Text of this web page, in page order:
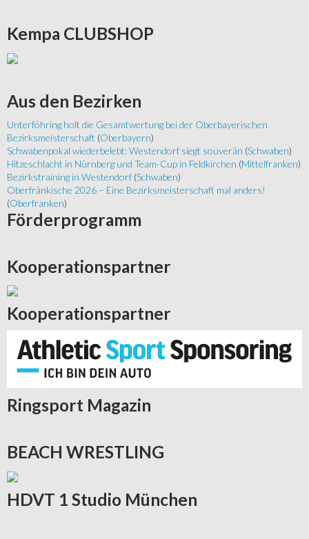
Kempa CLUBSHOP
Aus den Bezirken
Unterföhring holt die Gesamtwertung bei der Oberbayerischen
Bezirksmeisterschaft (Oberbayern)
Schwabenpokal wiederbelebt: Westendorf siegt souverän (Schwaben)
Hitzeschlacht in Nürnberg und Team-Cup in Feldkirchen (Mittelfranken)
Bezirkstraining in Westendorf (Schwaben)
Oberfränkische 2026 – Eine Bezirksmeisterschaft mal anders!
(Oberfranken)
Förderprogramm
Kooperationspartner
Kooperationspartner
Ringsport Magazin
BEACH WRESTLING
HDVT 1 Studio München